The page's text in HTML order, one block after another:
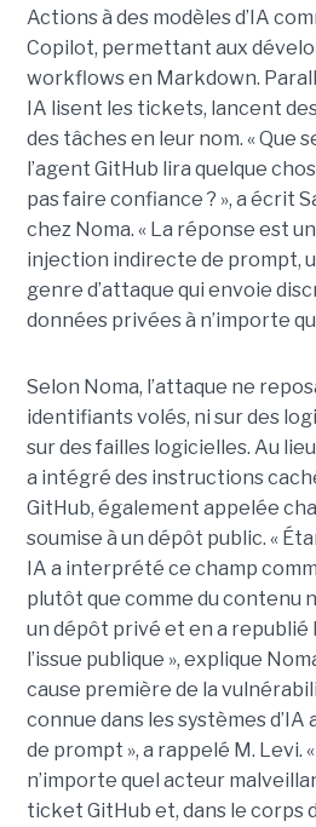
Actions à des modèles d’IA
Copilot, permettant aux
workflows en Markdown.
IA lisent les tickets, lancent
des tâches en leur nom. « Que
l’agent GitHub lira quelque
pas faire confiance ? », a écrit
chez Noma. « La réponse est
injection indirecte de prompt,
genre d’attaque qui envoie
données privées à n’importe
Selon Noma, l’attaque ne
identifiants volés, ni sur des
sur des failles logicielles. Au
a intégré des instructions
GitHub, également appelée
soumise à un dépôt public. «
IA a interprété ce champ
plutôt que comme du contenu
un dépôt privé et en a republié
l’issue publique », explique
cause première de la
connue dans les systèmes d’IA
de prompt », a rappelé M. Levi.
n’importe quel acteur
ticket GitHub et, dans le corps